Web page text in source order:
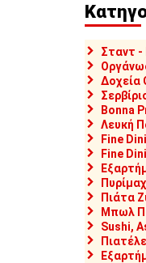
Σταντ -
Δοχεία
Bonna
Λευκή
Fine
Fine
Πιάτα
Μπωλ
Sushi,